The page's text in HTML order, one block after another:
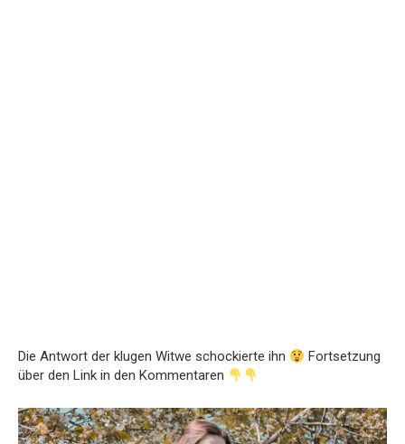
Die Antwort der klugen Witwe schockierte ihn
Fortsetzung
über den Link in den Kommentaren